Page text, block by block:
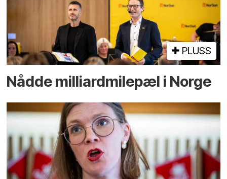
PLUSS
Nådde milliard­­milepæl i Norge